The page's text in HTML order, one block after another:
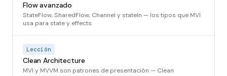
Flow avanzado
StateFlow, SharedFlow, Channel y stateIn — los tipos que MVI
usa para state y effects.
Lección
Clean Architecture
MVI y MVVM son patrones de presentación — Clean